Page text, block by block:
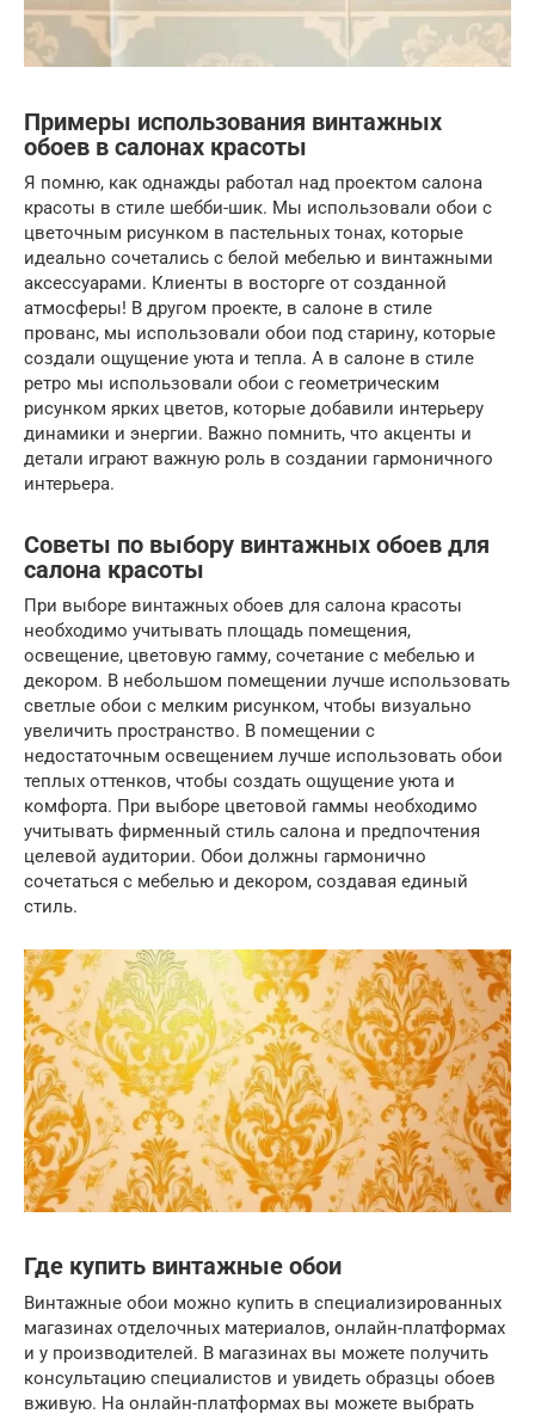
Примеры использования винтажных
обоев в салонах красоты
Я помню, как однажды работал над проектом салона
красоты в стиле шебби-шик. Мы использовали обои с
цветочным рисунком в пастельных тонах, которые
идеально сочетались с белой мебелью и винтажными
аксессуарами. Клиенты в восторге от созданной
атмосферы! В другом проекте, в салоне в стиле
прованс, мы использовали обои под старину, которые
создали ощущение уюта и тепла. А в салоне в стиле
ретро мы использовали обои с геометрическим
рисунком ярких цветов, которые добавили интерьеру
динамики и энергии. Важно помнить, что акценты и
детали играют важную роль в создании гармоничного
интерьера.
Советы по выбору винтажных обоев для
салона красоты
При выборе винтажных обоев для салона красоты
необходимо учитывать площадь помещения,
освещение, цветовую гамму, сочетание с мебелью и
декором. В небольшом помещении лучше использовать
светлые обои с мелким рисунком, чтобы визуально
увеличить пространство. В помещении с
недостаточным освещением лучше использовать обои
теплых оттенков, чтобы создать ощущение уюта и
комфорта. При выборе цветовой гаммы необходимо
учитывать фирменный стиль салона и предпочтения
целевой аудитории. Обои должны гармонично
сочетаться с мебелью и декором, создавая единый
стиль.
Где купить винтажные обои
Винтажные обои можно купить в специализированных
магазинах отделочных материалов, онлайн-платформах
и у производителей. В магазинах вы можете получить
консультацию специалистов и увидеть образцы обоев
вживую. На онлайн-платформах вы можете выбрать